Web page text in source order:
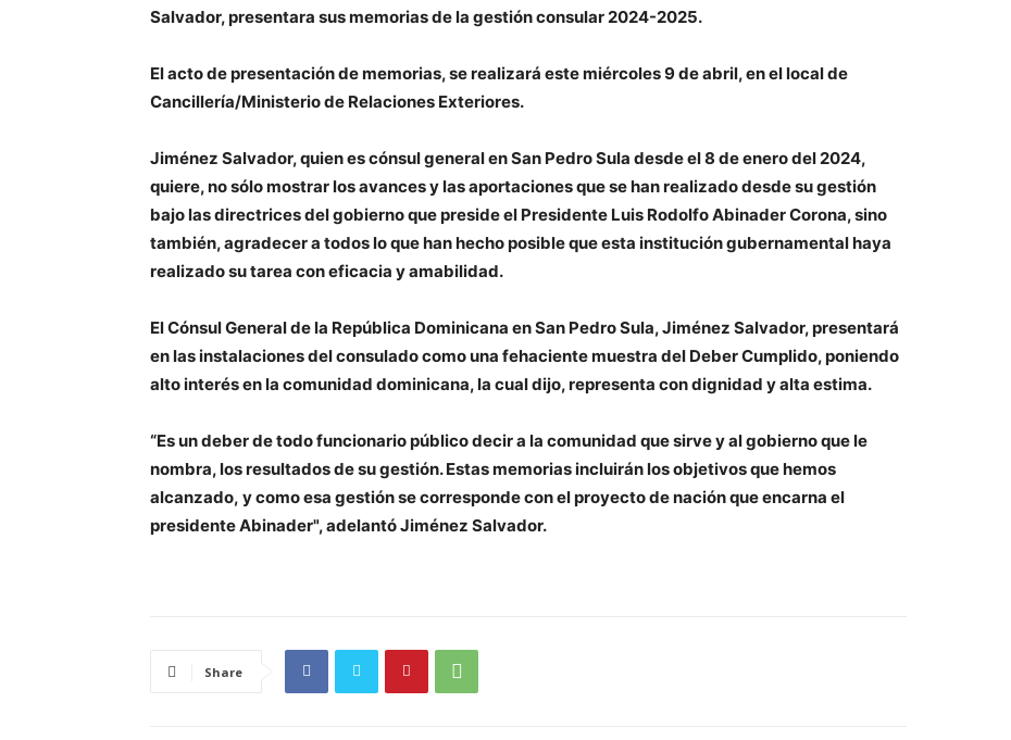
Salvador, presentara sus memorias de la gestión consular 2024-2025.
El acto de presentación de memorias, se realizará este miércoles 9 de abril, en el local de
Cancillería/Ministerio de Relaciones Exteriores.
Jiménez Salvador, quien es cónsul general en San Pedro Sula desde el 8 de enero del 2024,
quiere, no sólo mostrar los avances y las aportaciones que se han realizado desde su gestión
bajo las directrices del gobierno que preside el Presidente Luis Rodolfo Abinader Corona, sino
también, agradecer a todos lo que han hecho posible que esta institución gubernamental haya
realizado su tarea con eficacia y amabilidad.
El Cónsul General de la República Dominicana en San Pedro Sula, Jiménez Salvador, presentará
en las instalaciones del consulado como una fehaciente muestra del Deber Cumplido, poniendo
alto interés en la comunidad dominicana, la cual dijo, representa con dignidad y alta estima.
“Es un deber de todo funcionario público decir a la comunidad que sirve y al gobierno que le
nombra, los resultados de su gestión. Estas memorias incluirán los objetivos que hemos
alcanzado, y como esa gestión se corresponde con el proyecto de nación que encarna el
presidente Abinader", adelantó Jiménez Salvador.
Share